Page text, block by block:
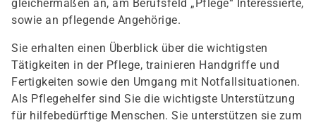
gleichermaßen an, am Berufsfeld „Pflege“ Interessierte,
sowie an pflegende Angehörige.
Sie erhalten einen Überblick über die wichtigsten
Tätigkeiten in der Pflege, trainieren Handgriffe und
Fertigkeiten sowie den Umgang mit Notfallsituationen.
Als Pflegehelfer sind Sie die wichtigste Unterstützung
für hilfebedürftige Menschen. Sie unterstützen sie zum